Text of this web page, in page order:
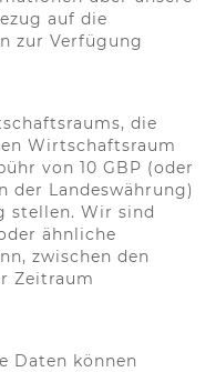
auf die
zur Verfügung
die
Wirtschaftsraum
von 10 GBP (oder
der Landeswährung)
stellen. Wir sind
ähnliche
zwischen den
Zeitraum
Daten können